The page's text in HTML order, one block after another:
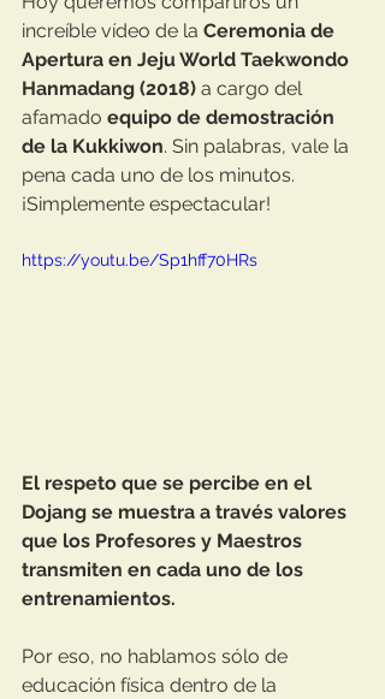
increíble vídeo de la Ceremonia de
Apertura en Jeju World Taekwondo
Hanmadang (2018) a cargo del
afamado equipo de demostración
de la Kukkiwon. Sin palabras, vale la
pena cada uno de los minutos.
¡Simplemente espectacular!
https://youtu.be/Sp1hff70HRs
El respeto que se percibe en el
Dojang se muestra a través valores
que los Profesores y Maestros
transmiten en cada uno de los
entrenamientos.
Por eso, no hablamos sólo de
educación física dentro de la